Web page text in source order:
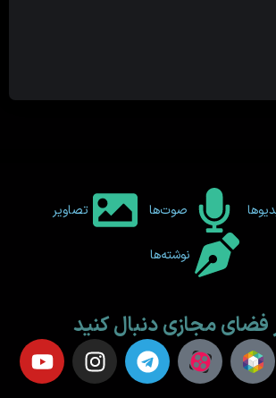
صوت‌ها تصاویر
نوشته‌ها
فضای مجازی دنبال کنید